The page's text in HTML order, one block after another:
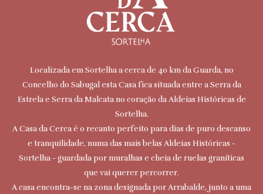
Localizada em Sortelha a cerca de 40 km da Guarda, no
Concelho do Sabugal esta Casa fica situada entre a Serra da
Estrela e Serra da Malcata no coração da Aldeias Históricas de
Sortelha.
A Casa da Cerca é o recanto perfeito para dias de puro descanso
e tranquilidade, numa das mais belas Aldeias Históricas -
Sortelha - guardada por muralhas e cheia de ruelas graníticas
que vai querer percorrer.
A casa encontra-se na zona designada por Arrabalde, junto a uma